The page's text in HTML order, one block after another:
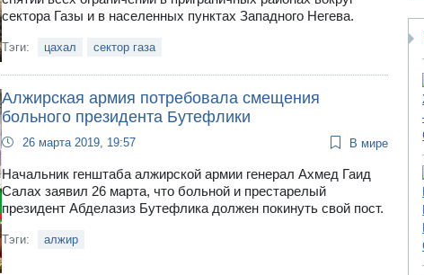
сектора Газы и в населенных пунктах Западного Негева.
Тэги: цахал сектор газа
Алжирская армия потребовала смещения
больного президента Бутефлики
26 марта 2019, 19:57 В мире
Начальник генштаба алжирской армии генерал Ахмед Гаид
Салах заявил 26 марта, что больной и престарелый
президент Абделазиз Бутефлика должен покинуть свой пост.
Тэги: алжир